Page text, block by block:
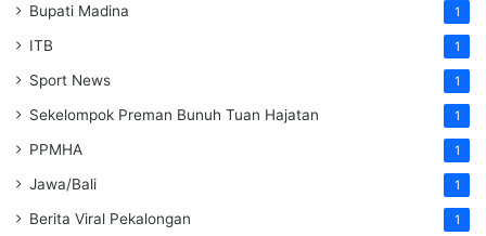
Bupati Madina 1
ITB 1
Sport News 1
Sekelompok Preman Bunuh Tuan Hajatan 1
PPMHA 1
Jawa/Bali 1
Berita Viral Pekalongan 1